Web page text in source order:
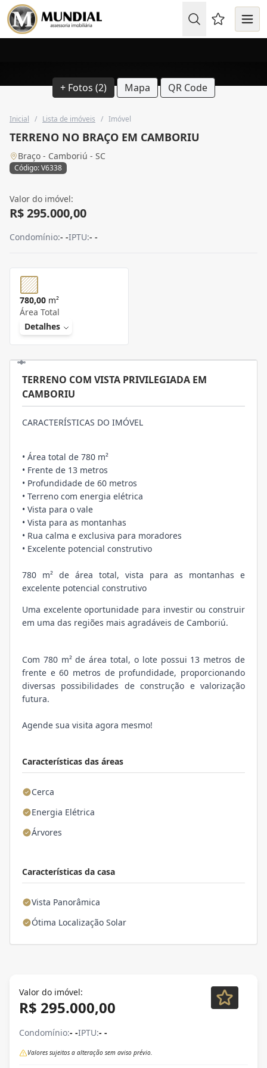
Favoritos
+ Fotos (2) Mapa QR Code
Inicial / Lista de imóveis / Imóvel
TERRENO NO BRAÇO EM CAMBORIU
Braço - Camboriú - SC
Código: V6338
Valor do imóvel:
R$ 295.000,00
Condomínio:- -IPTU:- -
780,00 m²
Área Total
Detalhes
Características das áreas
Cerca
Energia Elétrica
Árvores
Características da casa
Vista Panorâmica
Ótima Localização Solar
TERRENO COM VISTA PRIVILEGIADA EM
CAMBORIU
CARACTERÍSTICAS DO IMÓVEL
• Área total de 780 m²
• Frente de 13 metros
• Profundidade de 60 metros
• Terreno com energia elétrica
• Vista para o vale
• Vista para as montanhas
• Rua calma e exclusiva para moradores
• Excelente potencial construtivo
780 m² de área total, vista para as montanhas e
excelente potencial construtivo
Uma excelente oportunidade para investir ou construir
em uma das regiões mais agradáveis de Camboriú.
Com 780 m² de área total, o lote possui 13 metros de
frente e 60 metros de profundidade, proporcionando
diversas possibilidades de construção e valorização
futura.
Agende sua visita agora mesmo!
Valor do imóvel:
R$ 295.000,00
Condomínio:- -IPTU:- -
Valores sujeitos a alteração sem aviso prévio.